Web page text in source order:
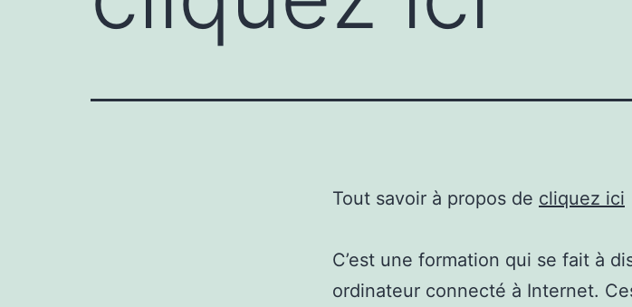
Tout savoir à propos de cliquez ici
C’est une formation qui se fait à
ordinateur connecté à Internet.